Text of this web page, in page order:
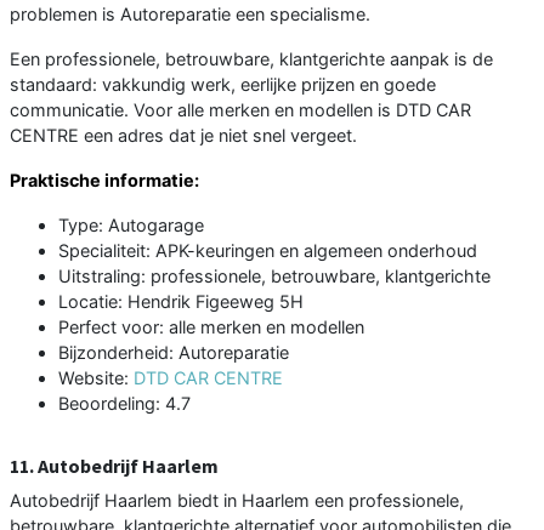
problemen is Autoreparatie een specialisme.
Een professionele, betrouwbare, klantgerichte aanpak is de
standaard: vakkundig werk, eerlijke prijzen en goede
communicatie. Voor alle merken en modellen is DTD CAR
CENTRE een adres dat je niet snel vergeet.
Praktische informatie:
Type: Autogarage
Specialiteit: APK-keuringen en algemeen onderhoud
Uitstraling: professionele, betrouwbare, klantgerichte
Locatie: Hendrik Figeeweg 5H
Perfect voor: alle merken en modellen
Bijzonderheid: Autoreparatie
Website: DTD CAR CENTRE
Beoordeling: 4.7
11. Autobedrijf Haarlem
Autobedrijf Haarlem biedt in Haarlem een professionele,
betrouwbare, klantgerichte alternatief voor automobilisten die